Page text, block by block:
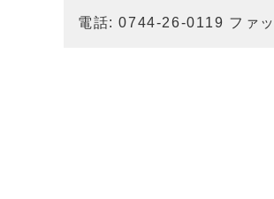
電話: 0744-26-0119 ファ